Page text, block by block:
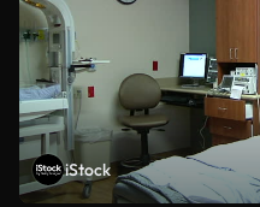
iStock